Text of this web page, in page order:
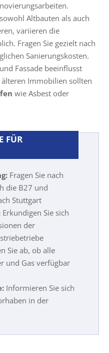
Altbauten als auch
variieren die
Fragen Sie gezielt nach
Sanierungskosten.
Fassade beeinflusst
Immobilien sollten
wie Asbest oder
FÜR
Fragen Sie nach
die B27 und
Stuttgart
Erkundigen Sie sich
der
Sie ab, ob alle
und Gas verfügbar
Informieren Sie sich
in der